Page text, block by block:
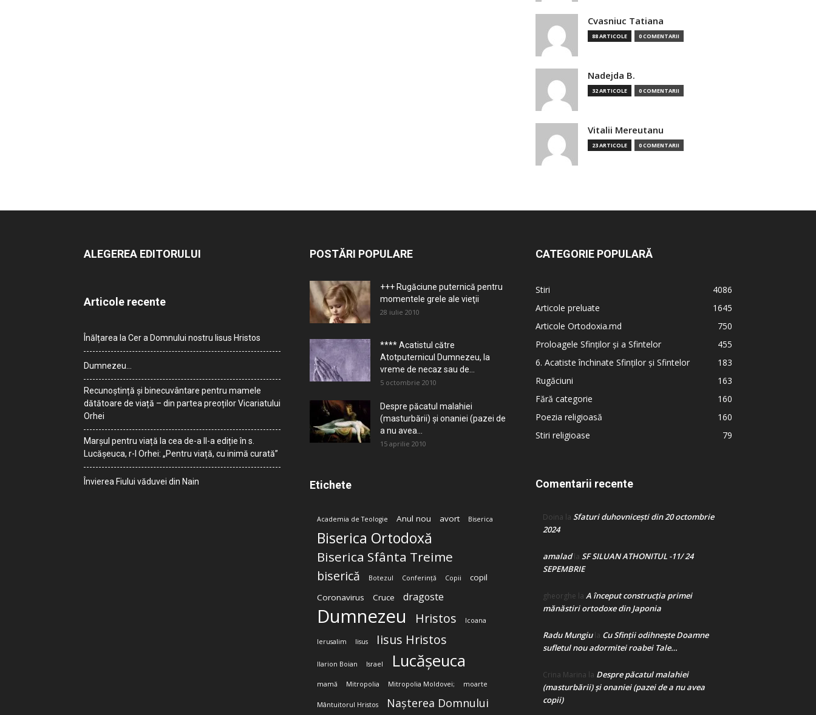
Cvasniuc Tatiana
88 ARTICOLE 0 COMENTARII
Nadejda B.
32 ARTICOLE 0 COMENTARII
Vitalii Mereutanu
23 ARTICOLE 0 COMENTARII
ALEGEREA EDITORULUI
Articole recente
Înălțarea la Cer a Domnului nostru Iisus Hristos
Dumnezeu…
Recunoștință și binecuvântare pentru mamele
dătătoare de viață – din partea preoților Vicariatului
Orhei
Marșul pentru viață la cea de-a II-a ediție în s.
Lucășeuca, r-l Orhei: „Pentru viață, cu inimă curată”
Învierea Fiului văduvei din Nain
POSTĂRI POPULARE
+++ Rugăciune puternică pentru
momentele grele ale vieţii
28 iulie 2010
**** Acatistul către
Atotputernicul Dumnezeu, la
vreme de necaz sau de...
5 octombrie 2010
Despre păcatul malahiei
(masturbării) şi onaniei (pazei de
a nu avea...
15 aprilie 2010
Etichete
Academia de Teologie Anul nou avort Biserica
Biserica Ortodoxă
Biserica Sfânta Treime
biserică Botezul Conferință Copii
copil
Coronavirus
Cruce dragoste
Dumnezeu Hristos Icoana
Ierusalim Iisus Iisus Hristos
Ilarion Boian Israel Lucășeuca
mamă Mitropolia Mitropolia Moldovei; moarte
Mântuitorul Hristos Nașterea Domnului
CATEGORIE POPULARĂ
Stiri
4086
Articole preluate
1645
Articole Ortodoxia.md
750
Proloagele Sfinților și a Sfintelor
455
6. Acatiste închinate Sfinților și Sfintelor
183
Rugăciuni
163
Fără categorie
160
Poezia religioasă
160
Stiri religioase
79
Comentarii recente
Doina la Sfaturi duhovnicești din 20 octombrie
2024
amaladla SF SILUAN ATHONITUL -11/ 24
SEPEMBRIE
gheorghe la A început construcţia primei
mănăstiri ortodoxe din Japonia
Radu Mungiula Cu Sfinții odihnește Doamne
sufletul nou adormitei roabei Tale…
Crina Marina la Despre păcatul malahiei
(masturbării) şi onaniei (pazei de a nu avea
copii)